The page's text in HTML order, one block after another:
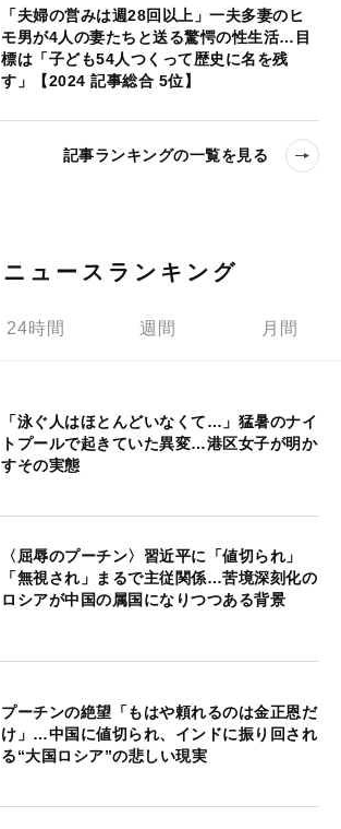
「夫婦の営みは週28回以上」一夫多妻のヒ
モ男が4人の妻たちと送る驚愕の性生活…目
標は「子ども54人つくって歴史に名を残
す」【2024 記事総合 5位】
記事ランキングの一覧を見る
ニュースランキング
24時間 週間 月間
「泳ぐ人はほとんどいなくて…」猛暑のナイ
トプールで起きていた異変…港区女子が明か
すその実態
〈屈辱のプーチン〉習近平に「値切られ」
「無視され」まるで主従関係…苦境深刻化の
ロシアが中国の属国になりつつある背景
プーチンの絶望「もはや頼れるのは金正恩だ
け」…中国に値切られ、インドに振り回され
る“大国ロシア”の悲しい現実